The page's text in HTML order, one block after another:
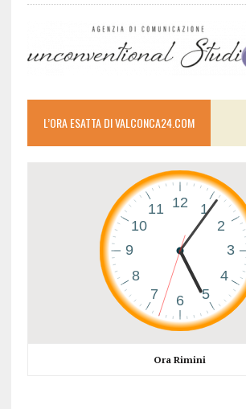
L’ORA ESATTA DI VALCONCA24.COM
Ora Rimini